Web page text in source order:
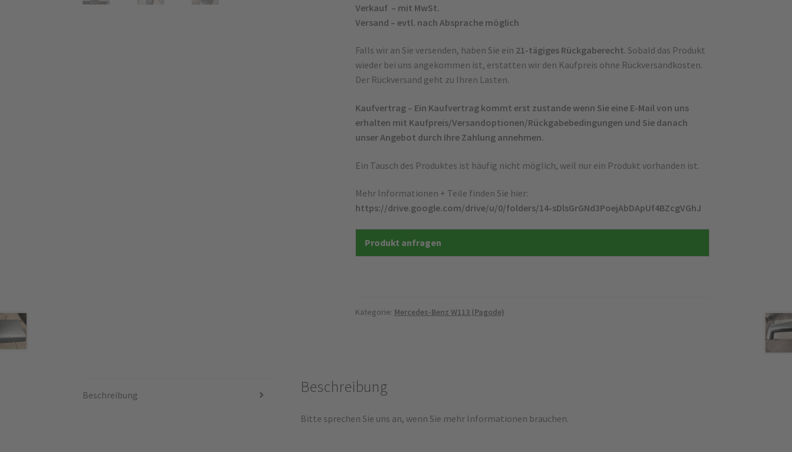
Verkauf – mit MwSt.
Versand – evtl. nach Absprache möglich
Falls wir an Sie versenden, haben Sie ein 21-tägiges Rückgaberecht. Sobald das Produkt
wieder bei uns angekommen ist, erstatten wir den Kaufpreis ohne Rückversandkosten.
Der Rückversand geht zu Ihren Lasten.
Kaufvertrag – Ein Kaufvertrag kommt erst zustande wenn Sie eine E-Mail von uns
erhalten mit Kaufpreis/Versandoptionen/Rückgabebedingungen und Sie danach
unser Angebot durch Ihre Zahlung annehmen.
Ein Tausch des Produktes ist häufig nicht möglich, weil nur ein Produkt vorhanden ist.
Mehr Informationen + Teile finden Sie hier:
https://drive.google.com/drive/u/0/folders/14-sDlsGrGNd3PoejAbDApUf4BZcgVGhJ
Produkt anfragen
Kategorie: Mercedes-Benz W113 (Pagode)
Beschreibung Beschreibung
Bitte sprechen Sie uns an, wenn Sie mehr Informationen brauchen.